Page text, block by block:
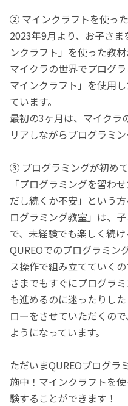
② マインクラフトを使っ
2023年9月より、お子さ
ンクラフト」を使った教材
マイクラの世界でプログ
マインクラフト」を使用
ています。
最初の3ヶ月は、マイクラ
リアしながらプログラミ
③ プログラミングが初め
「プログラミングを習わ
だし続くか不安」という
ログラミング教室」は、
で、未経験でも楽しく続
QUREOでのプログラミン
ス操作で組み立てていく
さまでもすぐにプログラ
も進めるのに迷ったりし
ローをさせていただくの
ようになっています。
ただいまQUREOプログラ
施中！マインクラフトを
験することができます！